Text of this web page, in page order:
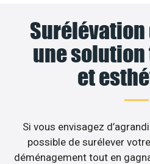
Surélévation
une
et
Si vous envisagez
possible de surélever
déménagement tout en